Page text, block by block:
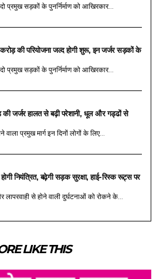
प्रमुख सड़कों के पुनर्निर्माण को आखिरकार...
की परियोजना जल्द होगी शुरू, इन जर्जर सड़कों के
प्रमुख सड़कों के पुनर्निर्माण को आखिरकार...
की जर्जर हालत से बढ़ी परेशानी, धूल और गड्ढों से
प्रमुख मार्ग इन दिनों लोगों के लिए...
नियंत्रित, बढ़ेगी सड़क सुरक्षा, हाई-रिस्क रूट्स पर
लापरवाही से होने वाली दुर्घटनाओं को रोकने के...
LIKE THIS